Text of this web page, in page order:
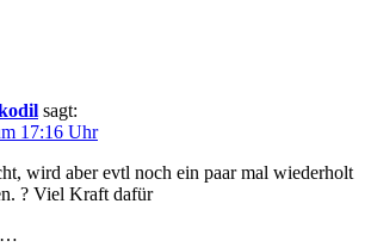
sagt:
17:16 Uhr
wird aber evtl noch ein paar mal wiederholt
? Viel Kraft dafür
…